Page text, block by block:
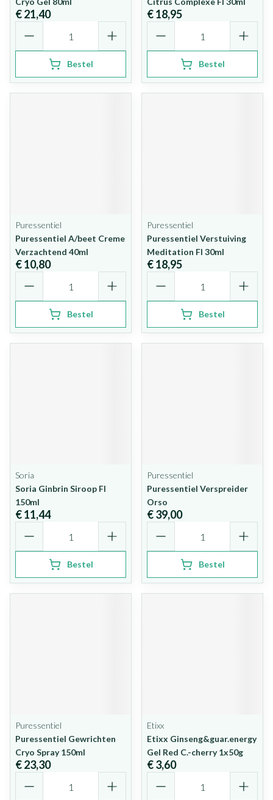
€ 21,40
Bestel
€ 18,95
Bestel
Puressentiel
Puressentiel A/beet Creme
Verzachtend 40ml
€ 10,80
Bestel
Puressentiel
Puressentiel Verstuiving
Meditation Fl 30ml
€ 18,95
Bestel
Soria
Soria Ginbrin Siroop Fl
150ml
€ 11,44
Bestel
Puressentiel
Puressentiel Verspreider
Orso
€ 39,00
Bestel
Puressentiel
Puressentiel Gewrichten
Cryo Spray 150ml
€ 23,30
Etixx
Etixx Ginseng&guar.energy
Gel Red C.-cherry 1x50g
€ 3,60